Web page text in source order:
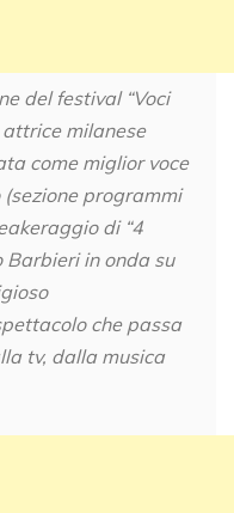
del festival “Voci
attrice milanese
come miglior voce
(sezione programmi
di “4
Barbieri in onda su
che passa
tv, dalla musica